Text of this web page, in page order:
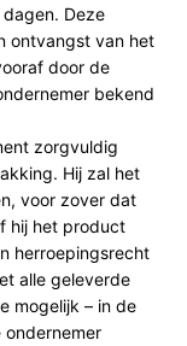
Deze
ontvangst van het
door de
bekend
zorgvuldig
Hij zal het
voor zover dat
hij het product
herroepingsrecht
alle geleverde
mogelijk – in de